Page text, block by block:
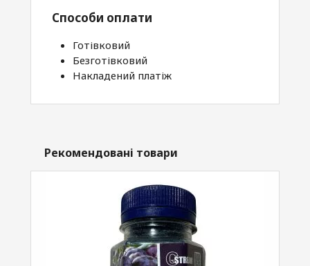
Способи оплати
Готівковий
Безготівковий
Накладений платіж
Рекомендовані товари